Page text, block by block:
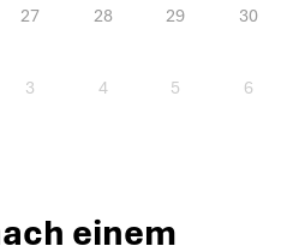
13 14 15 16
20 21 22 23
3 4 5